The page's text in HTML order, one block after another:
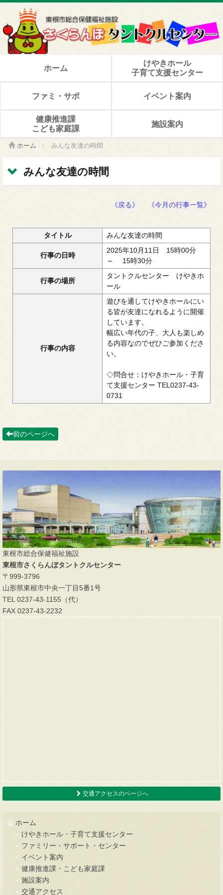
ホーム
けやきホール
子育て支援センター
ファミ・サポ イベント案内
健康推進課
こども家庭課
施設案内
ホーム > みんな友達の時間
みんな友達の時間
《戻る》 《今月の行事一覧》
タイトル みんな友達の時間
行事の日時
2025年10月11日 15時00分
～ 15時30分
行事の場所
タントクルセンター けやきホ
ール
行事の内容
遊びを通してけやきホールにい
る皆が友達になれるように開催
しています。
幅広い年代の子、大人も楽しめ
る内容なのでぜひご参加くださ
い。
◇問合せ：けやきホール・子育
て支援センター TEL0237-43-
0731
前のページへ
東根市総合保健福祉施設
東根市さくらんぼタントクルセンター
〒999-3796
山形県東根市中央一丁目5番1号
TEL 0237-43-1155（代）
FAX 0237-43-2232
交通アクセスのページへ
ホーム
けやきホール・子育て支援センター
ファミリー・サポート・センター
イベント案内
健康推進課・こども家庭課
施設案内
交通アクセス